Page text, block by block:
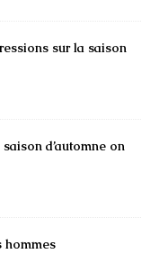
sur la saison
d’automne on
hommes